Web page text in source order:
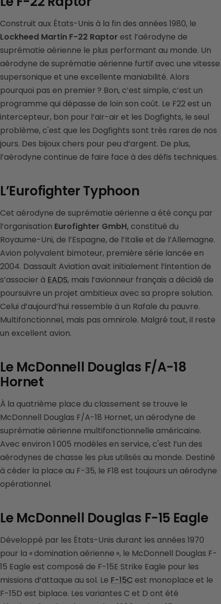
Construit aux États-Unis à la fin des années 1980, le
Lockheed Martin F-22 Raptor est l’aérodyne de
suprématie aérienne le plus performant au monde. Un
aérodyne de suprématie aérienne furtif avec une vitesse
supersonique et une excellente maniabilité. Alors
pourquoi pas en premier ? Bon, c’est simple, c’est un
programme qui dépasse de loin son coût. Le F22 est un
intercepteur, bon pour l’air-air et les Dogfights, le seul
problème, c'est que les Dogfights sont très rares de nos
jours. Des bijoux chers pour peu d’argent. De plus,
l’aérodyne continue de faire face à des défis techniques.
L’Eurofighter Typhoon
Cet aérodyne de suprématie aérienne a été conçu par
l’organisation Eurofighter GmbH,constitué du
Royaume-Uni, de l’Espagne, de l’Italie et de l’Allemagne.
Avion polyvalent bimoteur, première série lancée en
2004. Dassault Aviation avait initialement l’intention de
s’associer à EADS, mais l’avionneur français a décidé de
poursuivre un projet ambitieux avec sa propre solution.
Celui d’aujourd’hui ressemble à un Rafale du pauvre.
Multifonctionnel, mais pas omnirole. Malgré tout, il reste
un excellent avion.
Le McDonnell Douglas F/A-18
Hornet
À la quatrième place du classement se trouve le
McDonnell Douglas F/A-18 Hornet, un aérodyne de
suprématie aérienne multifonctionnelle américaine.
Avec environ 1 005 modèles en service, c'est l’un des
aérodynes de chasse les plus utilisés au monde. Destiné
à céder la place au F-35, le F18 est toujours un aérodyne
opérationnel.
Le McDonnell Douglas F-15 Eagle
Développé par les États-Unis durant les années 1970
pour la « domination aérienne », le McDonnell Douglas F-
15 Eagle est composé de F-15E Strike Eagle pour les
missions d’attaque au sol. Le F-15C est monoplace et le
F-15D est biplace. Les variantes C et D ont été